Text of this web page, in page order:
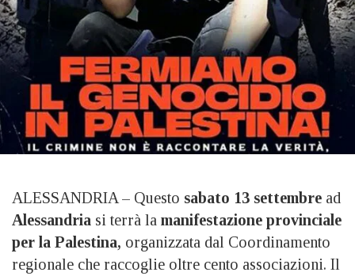
ALESSANDRIA – Questo sabato 13 settembre ad
Alessandria si terrà la manifestazione provinciale
per la Palestina, organizzata dal Coordinamento
regionale che raccoglie oltre cento associazioni. Il